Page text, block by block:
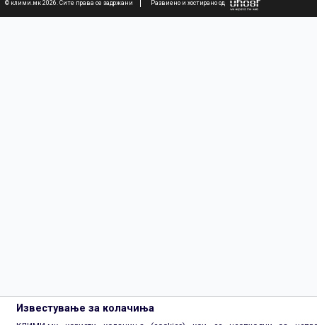
Известување за колачиња
© клими.мк 2026. Сите права се задржани Развиено и хостирано од